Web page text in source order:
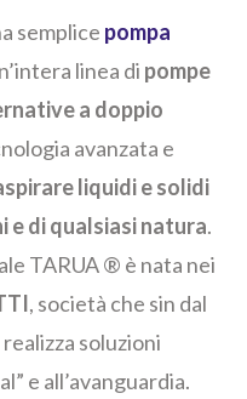
semplice pompa
linea di pompe
a doppio
avanzata e
liquidi e solidi
e di qualsiasi natura.
TARUA ® è nata nei
, società che sin dal
soluzioni
e all’avanguardia.